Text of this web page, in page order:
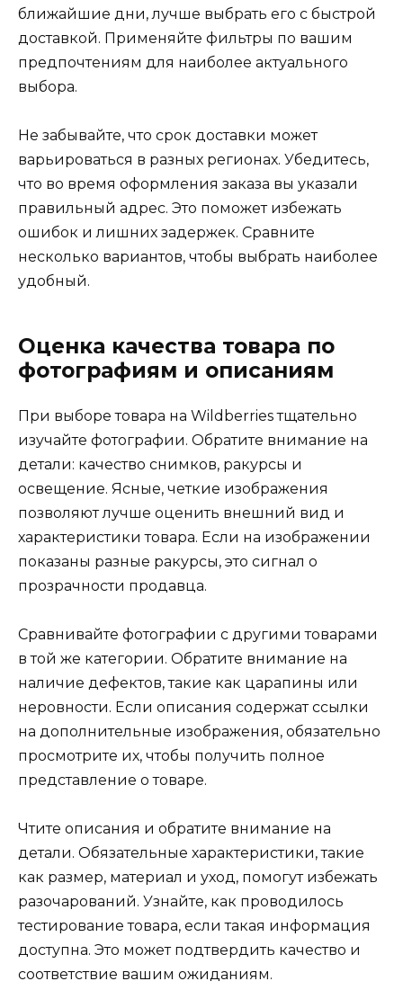
ближайшие дни, лучше выбрать его с быстрой
доставкой. Применяйте фильтры по вашим
предпочтениям для наиболее актуального
выбора.
Не забывайте, что срок доставки может
варьироваться в разных регионах. Убедитесь,
что во время оформления заказа вы указали
правильный адрес. Это поможет избежать
ошибок и лишних задержек. Сравните
несколько вариантов, чтобы выбрать наиболее
удобный.
Оценка качества товара по
фотографиям и описаниям
При выборе товара на Wildberries тщательно
изучайте фотографии. Обратите внимание на
детали: качество снимков, ракурсы и
освещение. Ясные, четкие изображения
позволяют лучше оценить внешний вид и
характеристики товара. Если на изображении
показаны разные ракурсы, это сигнал о
прозрачности продавца.
Сравнивайте фотографии с другими товарами
в той же категории. Обратите внимание на
наличие дефектов, такие как царапины или
неровности. Если описания содержат ссылки
на дополнительные изображения, обязательно
просмотрите их, чтобы получить полное
представление о товаре.
Чтите описания и обратите внимание на
детали. Обязательные характеристики, такие
как размер, материал и уход, помогут избежать
разочарований. Узнайте, как проводилось
тестирование товара, если такая информация
доступна. Это может подтвердить качество и
соответствие вашим ожиданиям.